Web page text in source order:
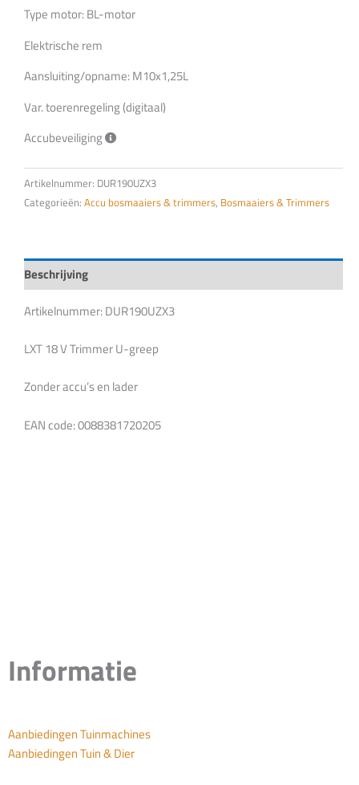
Type motor: BL-motor
Elektrische rem
Aansluiting/opname: M10x1,25L
Var. toerenregeling (digitaal)
Accubeveiliging
Artikelnummer: DUR190UZX3
Categorieën: Accu bosmaaiers & trimmers, Bosmaaiers & Trimmers
Beschrijving
Artikelnummer: DUR190UZX3
LXT 18 V Trimmer U-greep
Zonder accu’s en lader
EAN code: 0088381720205
Informatie
Aanbiedingen Tuinmachines
Aanbiedingen Tuin & Dier